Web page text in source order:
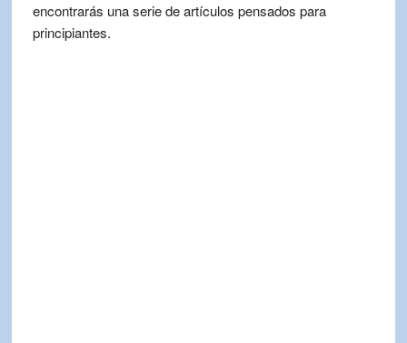
encontrarás una serie de artículos pensados para
principiantes.